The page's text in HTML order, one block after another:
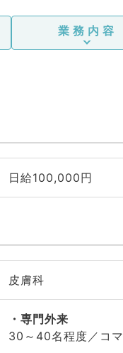
業務内容
日給100,000円
皮膚科
専門外来
30～40名程度／コマ